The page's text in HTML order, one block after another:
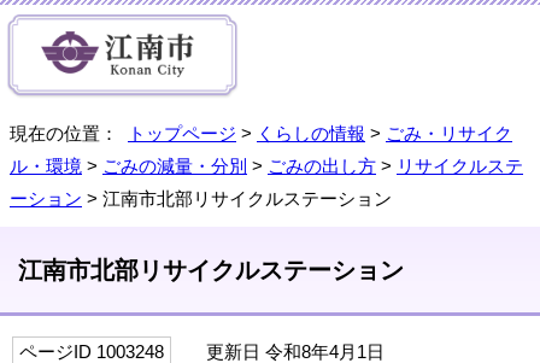
現在の位置： トップページ > くらしの情報 > ごみ・リサイク
ル・環境 > ごみの減量・分別 > ごみの出し方 > リサイクルステ
ーション > 江南市北部リサイクルステーション
江南市北部リサイクルステーション
ページID 1003248 更新日 令和8年4月1日